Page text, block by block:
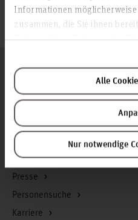
Informationen
zusammen, die Sie ihnen
Alle
Nur notwendige
Infos zur Hochschule
Kontakt und Anreise
Startseite Hochschule
Presse
Personensuche
Karriere
Folgen Sie uns